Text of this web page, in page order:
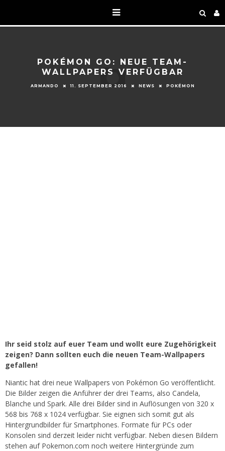
POKÉMON GO: NEUE TEAM-
WALLPAPERS VERFÜGBAR
ARMANDO 11. SEPTEMBER 2016 NEWS POKÉMON
Ihr seid stolz auf euer Team und wollt eure Zugehörigkeit
zeigen? Dann sollten euch die neuen Team-Wallpapers
gefallen!
Niantic hat drei neue Wallpapers von Pokémon Go veröffentlicht.
Die Bilder zeigen die Anführer der drei Teams, also Candela,
Blanche und Spark. Alle drei Bilder sind in Auflösungen von 320 x
568 bis 768 x 1024 verfügbar. Sie eignen sich somit gut als
Hintergrundbilder für Smartphones. Formate für PCs oder
Konsolen sind derzeit leider nicht verfügbar. Neben diesen Bildern
stehen auf Pokemon.com noch weitere Hintergründe zum